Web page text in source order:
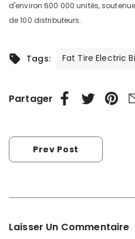
d'environ 600 000 unités,
de 100 distributeurs.
Tags: Fat Tire Electric
Partager
Prev Post
Laisser Un Commentaire